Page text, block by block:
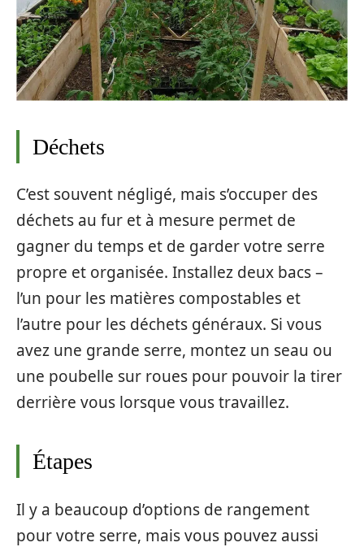
Déchets
C’est souvent négligé, mais s’occuper des
déchets au fur et à mesure permet de
gagner du temps et de garder votre serre
propre et organisée. Installez deux bacs –
l’un pour les matières compostables et
l’autre pour les déchets généraux. Si vous
avez une grande serre, montez un seau ou
une poubelle sur roues pour pouvoir la tirer
derrière vous lorsque vous travaillez.
Étapes
Il y a beaucoup d’options de rangement
pour votre serre, mais vous pouvez aussi